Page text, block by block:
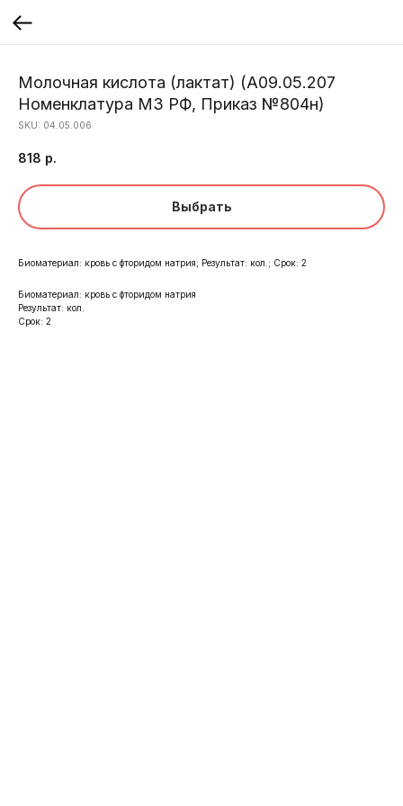
Молочная кислота (лактат) (A09.05.207
Номенклатура МЗ РФ, Приказ №804н)
SKU: 04.05.006
818 р.
Выбрать
Биоматериал: кровь с фторидом натрия; Результат: кол.; Срок: 2
Биоматериал: кровь с фторидом натрия
Результат: кол.
Срок: 2